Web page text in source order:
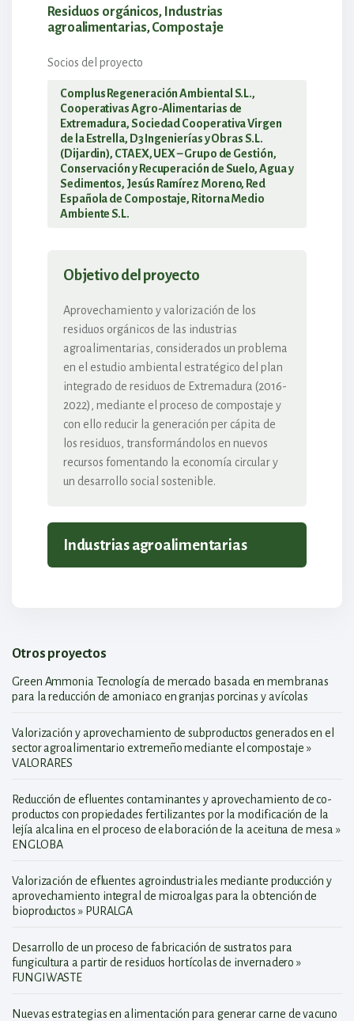
Residuos orgánicos, Industrias
agroalimentarias, Compostaje
Socios del proyecto
Complus Regeneración Ambiental S.L.,
Cooperativas Agro-Alimentarias de
Extremadura, Sociedad Cooperativa Virgen
de la Estrella, D3 Ingenierías y Obras S.L.
(Dijardin), CTAEX, UEX – Grupo de Gestión,
Conservación y Recuperación de Suelo, Agua y
Sedimentos, Jesús Ramírez Moreno, Red
Española de Compostaje, Ritorna Medio
Ambiente S.L.
Objetivo del proyecto
Aprovechamiento y valorización de los
residuos orgánicos de las industrias
agroalimentarias, considerados un problema
en el estudio ambiental estratégico del plan
integrado de residuos de Extremadura (2016-
2022), mediante el proceso de compostaje y
con ello reducir la generación per cápita de
los residuos, transformándolos en nuevos
recursos fomentando la economía circular y
un desarrollo social sostenible.
Industrias agroalimentarias
Otros proyectos
Green Ammonia Tecnología de mercado basada en membranas
para la reducción de amoniaco en granjas porcinas y avícolas
Valorización y aprovechamiento de subproductos generados en el
sector agroalimentario extremeño mediante el compostaje »
VALORARES
Reducción de efluentes contaminantes y aprovechamiento de co-
productos con propiedades fertilizantes por la modificación de la
lejía alcalina en el proceso de elaboración de la aceituna de mesa »
ENGLOBA
Valorización de efluentes agroindustriales mediante producción y
aprovechamiento integral de microalgas para la obtención de
bioproductos » PURALGA
Desarrollo de un proceso de fabricación de sustratos para
fungicultura a partir de residuos hortícolas de invernadero »
FUNGIWASTE
Nuevas estrategias en alimentación para generar carne de vacuno